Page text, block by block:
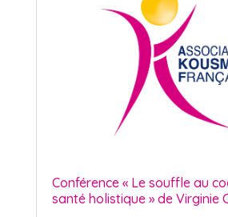
Conférence « Le souffle au
santé holistique » de Virginie